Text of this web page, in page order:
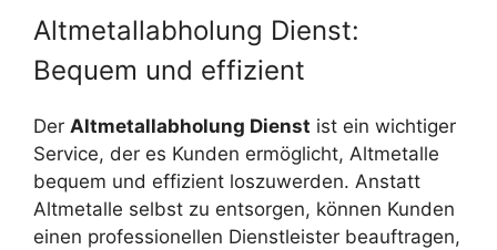
Altmetallabholung Dienst:
Bequem und effizient
Der Altmetallabholung Dienst ist ein wichtiger
Service, der es Kunden ermöglicht, Altmetalle
bequem und effizient loszuwerden. Anstatt
Altmetalle selbst zu entsorgen, können Kunden
einen professionellen Dienstleister beauftragen,